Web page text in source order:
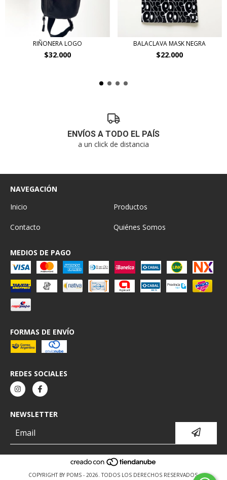
RIÑONERA LOGO
$32.000
BALACLAVA MASK NEGRA
$22.000
ENVÍOS A TODO EL PAÍS
a un click de distancia
NAVEGACIÓN
Inicio
Productos
Contacto Quiénes Somos
MEDIOS DE PAGO
FORMAS DE ENVÍO
REDES SOCIALES
NEWSLETTER
COPYRIGHT BY POMS - 2026. TODOS LOS DERECHOS RESERVADOS.